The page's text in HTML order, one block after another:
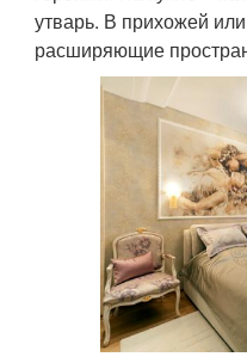
утварь. В прихожей
расширяющие